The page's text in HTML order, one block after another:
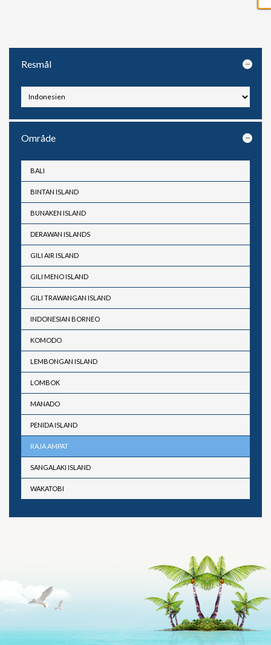
Resmål
Område
BALI
BINTAN ISLAND
BUNAKEN ISLAND
DERAWAN ISLANDS
GILI AIR ISLAND
GILI MENO ISLAND
GILI TRAWANGAN ISLAND
INDONESIAN BORNEO
KOMODO
LEMBONGAN ISLAND
LOMBOK
MANADO
PENIDA ISLAND
RAJA AMPAT
SANGALAKI ISLAND
WAKATOBI